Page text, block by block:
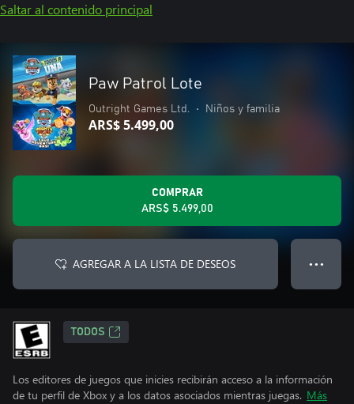
Saltar al contenido principal
Paw Patrol Lote
Outright Games Ltd. • Niños y familia
ARS$ 5.499,00
COMPRAR
ARS$ 5.499,00
AGREGAR A LA LISTA DE DESEOS ● ● ●
TODOS
Los editores de juegos que inicies recibirán acceso a la información
de tu perfil de Xbox y a los datos asociados mientras juegas. Más